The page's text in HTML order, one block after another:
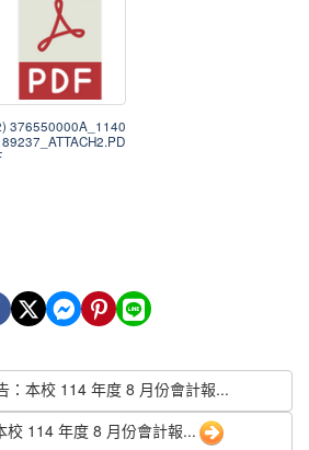
376550000A_1140
：本校 114 年度 8 月份會計報...
校 114 年度 8 月份會計報...